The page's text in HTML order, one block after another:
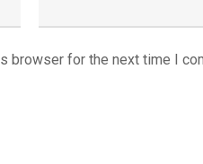
browser for the next time I